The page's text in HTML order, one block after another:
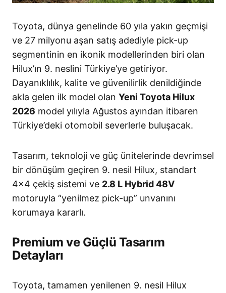
Toyota, dünya genelinde 60 yıla yakın geçmişi
ve 27 milyonu aşan satış adediyle pick-up
segmentinin en ikonik modellerinden biri olan
Hilux’ın 9. neslini Türkiye’ye getiriyor.
Dayanıklılık, kalite ve güvenilirlik denildiğinde
akla gelen ilk model olan Yeni Toyota Hilux
2026 model yılıyla Ağustos ayından itibaren
Türkiye’deki otomobil severlerle buluşacak.
Tasarım, teknoloji ve güç ünitelerinde devrimsel
bir dönüşüm geçiren 9. nesil Hilux, standart
4×4 çekiş sistemi ve 2.8 L Hybrid 48V
motoruyla “yenilmez pick-up” unvanını
korumaya kararlı.
Premium ve Güçlü Tasarım
Detayları
Toyota, tamamen yenilenen 9. nesil Hilux